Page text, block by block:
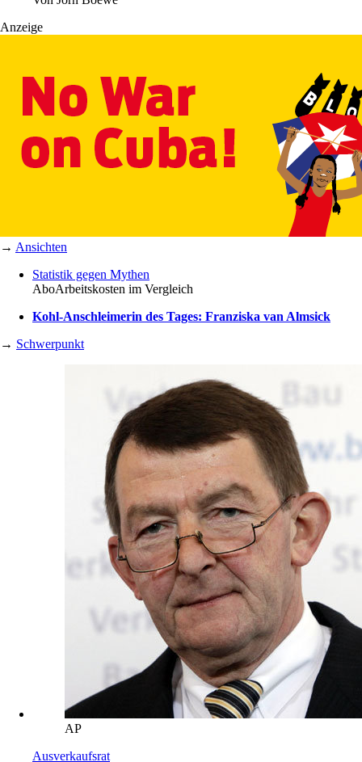
Anzeige
→ Ansichten
Statistik gegen Mythen
AboArbeitskosten im Vergleich
Kohl-Anschleimerin des Tages: Franziska van Almsick
→ Schwerpunkt
AP
Ausverkaufsrat